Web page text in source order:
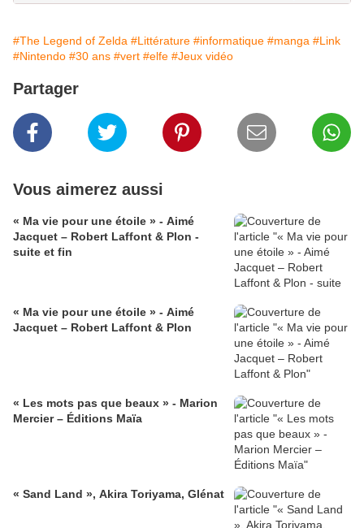
#The Legend of Zelda #Littérature #informatique #manga #Link
#Nintendo #30 ans #vert #elfe #Jeux vidéo
Partager
Vous aimerez aussi
« Ma vie pour une étoile » - Aimé
Jacquet – Robert Laffont & Plon -
suite et fin
« Ma vie pour une étoile » - Aimé
Jacquet – Robert Laffont & Plon
« Les mots pas que beaux » - Marion
Mercier – Éditions Maïa
« Sand Land », Akira Toriyama, Glénat